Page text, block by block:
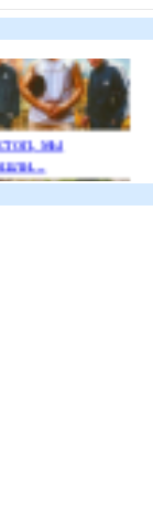
мы